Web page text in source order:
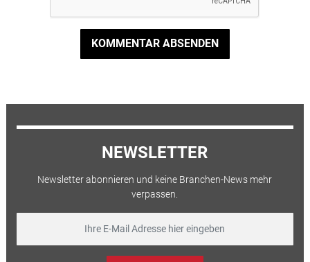
KOMMENTAR ABSENDEN
NEWSLETTER
Newsletter abonnieren und keine Branchen-News mehr
verpassen.